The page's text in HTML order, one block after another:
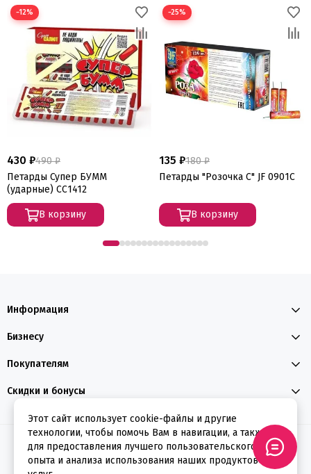
−12%
430 ₽490 ₽
Петарды Супер БУММ
(ударные) СС1412
В корзину
−25%
135 ₽180 ₽
Петарды "Розочка С" JF 0901C
В корзину
Информация
Бизнесу
Покупателям
Скидки и бонусы
2026 © ФЕЕРВЕРКИН
Этот сайт использует cookie-файлы и другие
технологии, чтобы помочь Вам в навигации, а также
для предоставления лучшего пользовательского
опыта и анализа использования наших продуктов и